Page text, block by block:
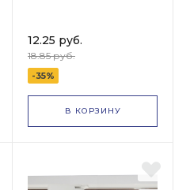
12.25 руб.
18.85 руб.
-35%
В КОРЗИНУ